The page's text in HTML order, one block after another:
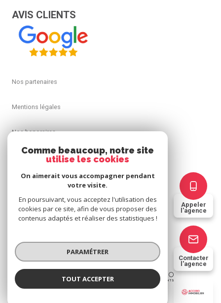
ACCORD IMMOBILIER 63
Appeler
l'agence
Contacter
l'agence
AVIS CLIENTS
Nos partenaires
Mentions légales
Nos honoraires
Cookies
© 2026 | Tous droits réservés
Réalisé par
Comme beaucoup, notre site
utilise les cookies
On aimerait vous accompagner pendant
votre visite.
En poursuivant, vous acceptez l'utilisation des
cookies par ce site, afin de vous proposer des
contenus adaptés et réaliser des statistiques !
PARAMÉTRER
TOUT ACCEPTER